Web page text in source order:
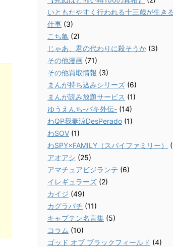
いともたやすく行われる十三歳が生き
仕事 (3)
こち亀 (2)
じゃあ、君の代わりに殺そうか (3)
その他漫画 (71)
その他買取情報 (3)
まんが持ち込みシリーズ (6)
まんが読み放題サービス (1)
ゆうえんち-バキ外伝- (14)
わQP我妻涼DesPerado (1)
わSOV (1)
わSPY×FAMILY（スパイファミリー）
アオアシ (25)
アマチュアビジランテ (6)
イレギュラーズ (2)
カイジ (49)
カグラバチ (11)
キャプテン名言集 (5)
コラム (10)
ゴッド オブ ブラックフィールド (4)